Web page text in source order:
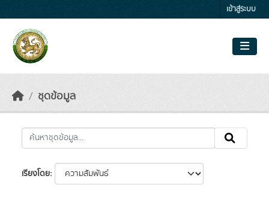
เข้าสู่ระบบ
ชุดข้อมูล
เรียงโดย